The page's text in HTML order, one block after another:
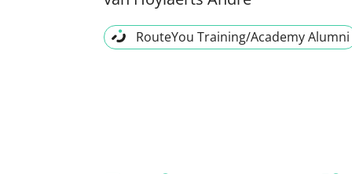
RouteYou Training/Academy Alumni